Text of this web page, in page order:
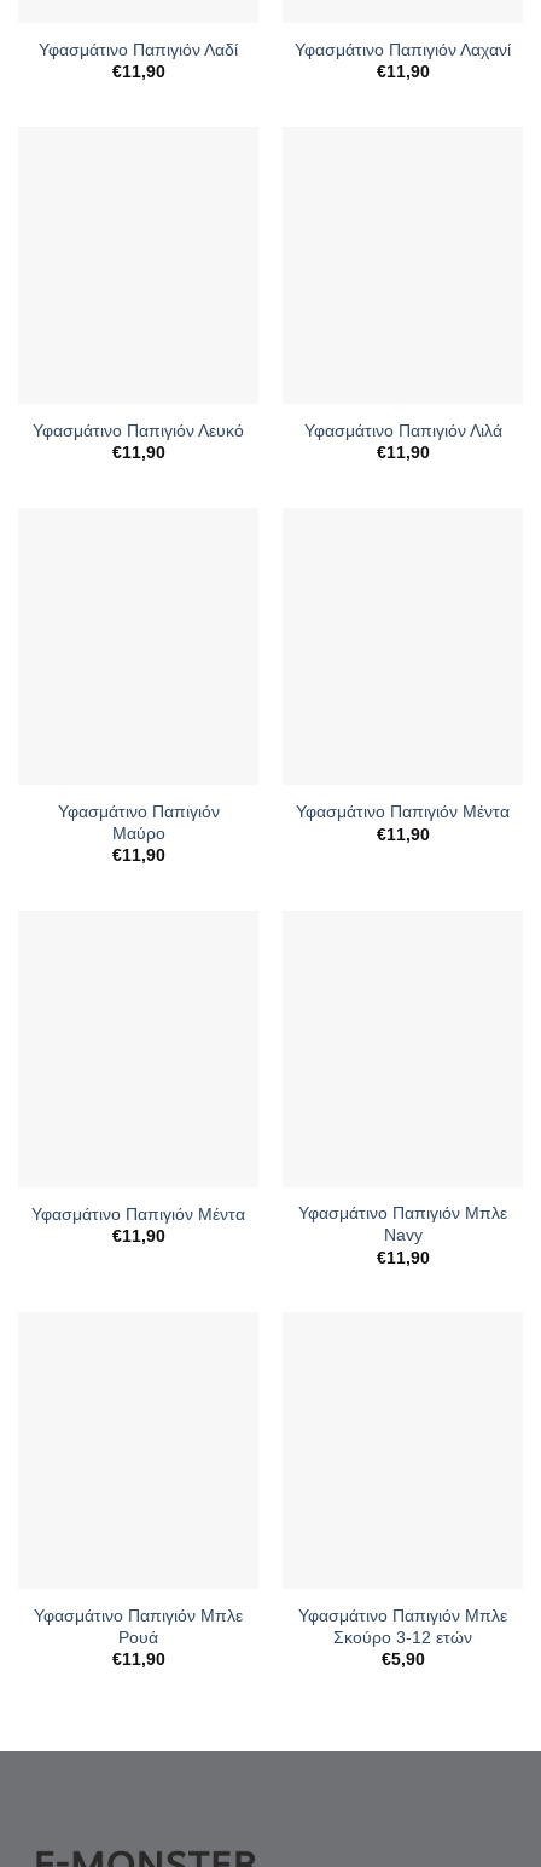
Υφασμάτινο Παπιγιόν Λαδί
€11,90
Υφασμάτινο Παπιγιόν Λαχανί
€11,90
Υφασμάτινο Παπιγιόν Λευκό
€11,90
Υφασμάτινο Παπιγιόν Λιλά
€11,90
Υφασμάτινο Παπιγιόν
Μαύρο
€11,90
Υφασμάτινο Παπιγιόν Μέντα
€11,90
Υφασμάτινο Παπιγιόν Μέντα
€11,90
Υφασμάτινο Παπιγιόν Μπλε
Navy
€11,90
Υφασμάτινο Παπιγιόν Μπλε
Ρουά
€11,90
Υφασμάτινο Παπιγιόν Μπλε
Σκούρο 3-12 ετών
€5,90